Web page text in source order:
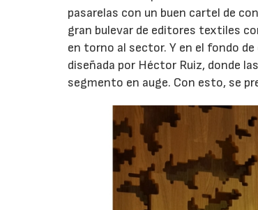
pasarelas con un buen cartel de
gran bulevar de editores textiles
en torno al sector. Y en el fondo
diseñada por Héctor Ruiz, donde
segmento en auge. Con esto, se